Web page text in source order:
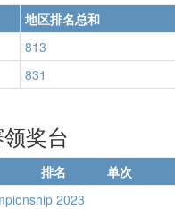
地区排名总和
813
831
奖台
排名 单次
2023